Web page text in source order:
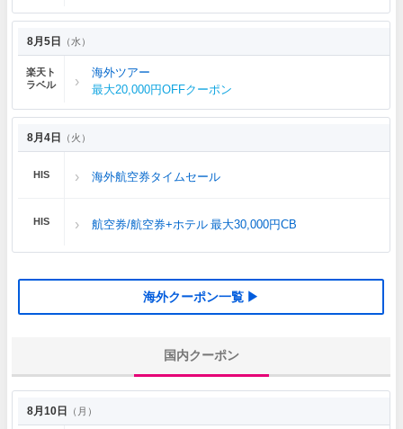
8月5日 （水）
楽天ト
ラベル
海外ツアー
最大20,000円OFFクーポン
8月4日 （火）
HIS 海外航空券タイムセール
HIS 航空券/航空券+ホテル 最大30,000円CB
海外クーポン一覧 ▶
国内クーポン
8月10日 （月）